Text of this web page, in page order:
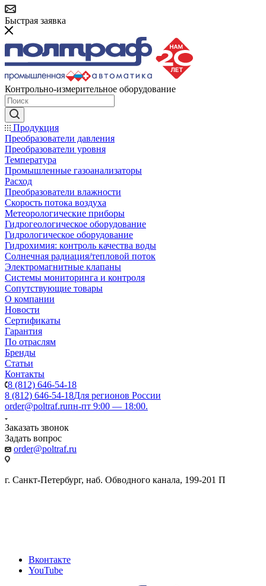
Быстрая заявка
Контрольно-измерительное оборудование
Продукция
Преобразователи давления
Преобразователи уровня
Температура
Промышленные газоанализаторы
Расход
Преобразователи влажности
Скорость потока воздуха
Метеорологические приборы
Гидрогеологическое оборудование
Гидрологическое оборудование
Гидрохимия: контроль качества воды
Солнечная радиация/тепловой поток
Электромагнитные клапаны
Системы мониторинга и контроля
Сопутствующие товары
О компании
Новости
Сертификаты
Гарантия
По отраслям
Бренды
Статьи
Контакты
8 (812) 646-54-18
8 (812) 646-54-18Для регионов России
order@poltraf.ruпн-пт 9:00 — 18:00.
Заказать звонок
Задать вопрос
order@poltraf.ru
г. Санкт-Петербург, наб. Обводного канала, 199-201 П
Вконтакте
YouTube